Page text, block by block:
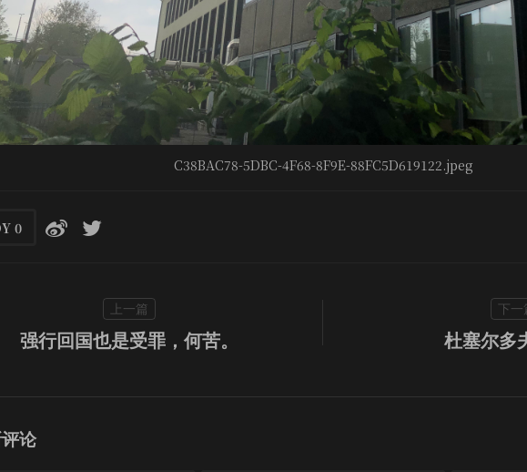
C38BAC78-5DBC-4F68-8F9E-88FC5D619122.jpeg
0
强行回国也是受罪，何苦。 杜塞尔多
论